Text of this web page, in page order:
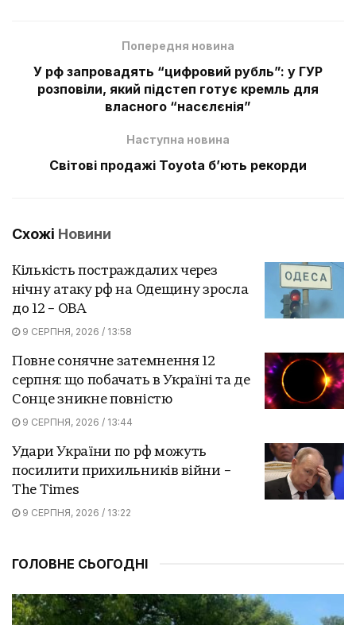
Попередня новина
У рф запровадять “цифровий рубль”: у ГУР
розповіли, який підстеп готує кремль для
власного “насєлєнія”
Наступна новина
Світові продажі Toyota б’ють рекорди
Схожі Новини
Кількість постраждалих через
нічну атаку рф на Одещину зросла
до 12 – ОВА
9 СЕРПНЯ, 2026 / 13:58
Повне сонячне затемнення 12
серпня: що побачать в Україні та де
Сонце зникне повністю
9 СЕРПНЯ, 2026 / 13:44
Удари України по рф можуть
посилити прихильників війни –
The Times
9 СЕРПНЯ, 2026 / 13:22
ГОЛОВНЕ СЬОГОДНІ